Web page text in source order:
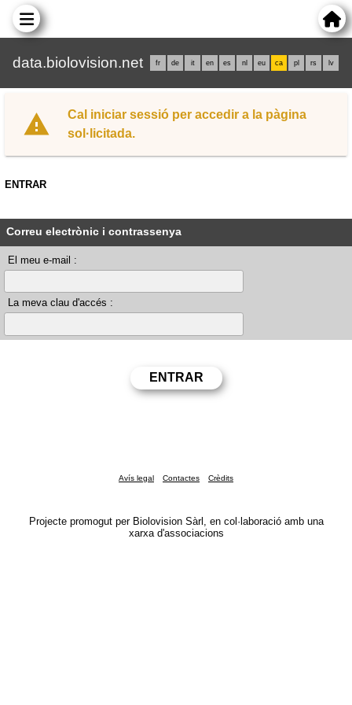
data.biolovision.net fr de it en es nl eu ca pl rs lv
Cal iniciar sessió per accedir a la pàgina
sol·licitada.
ENTRAR
Correu electrònic i contrassenya
El meu e-mail :
La meva clau d'accés :
Avís legal Contactes Crèdits
Projecte promogut per Biolovision Sàrl, en col·laboració amb una
xarxa d'associacions